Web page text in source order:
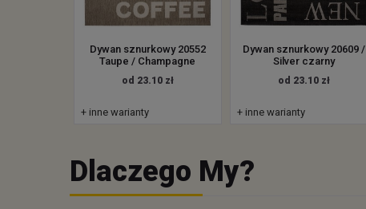
Dywan sznurkowy 20552
Taupe / Champagne
od 23.10 zł
+ inne warianty
Dywan sznurkowy 20609 /
Silver czarny
od 23.10 zł
+ inne warianty
Dlaczego My?